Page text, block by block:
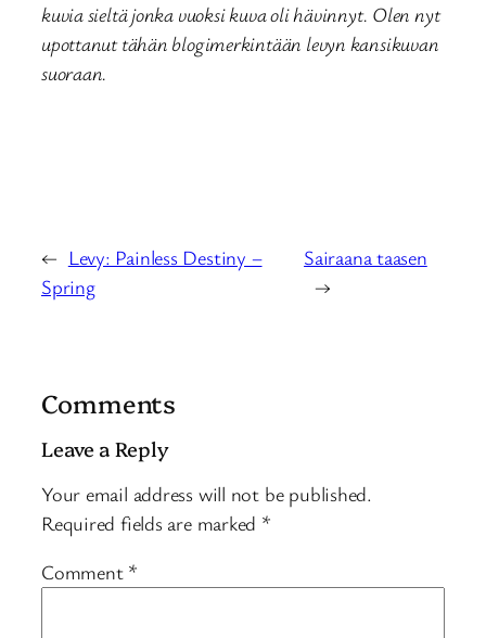
kuvia sieltä jonka vuoksi kuva oli hävinnyt. Olen nyt
upottanut tähän blogimerkintään levyn kansikuvan
suoraan.
← Levy: Painless Destiny –
Spring
Sairaana taasen
→
Comments
Leave a Reply
Your email address will not be published.
Required fields are marked *
Comment *